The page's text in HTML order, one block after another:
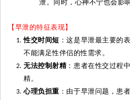
泄。同时，心神不宁也会影
【早泄的特征表现】
性交时间短 ：这是早泄最主要的
不能满足性伴侣的性需求。
无法控制射精：患者在性交过程
精。
心理负担重 ：由于早泄问题，患